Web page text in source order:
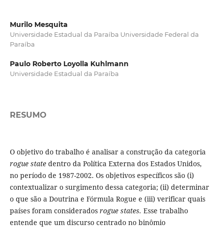
Murilo Mesquita
Universidade Estadual da Paraíba Universidade Federal da
Paraíba
Paulo Roberto Loyolla Kuhlmann
Universidade Estadual da Paraíba
RESUMO
O objetivo do trabalho é analisar a construção da categoria
rogue statedentro da Política Externa dos Estados Unidos,
no período de 1987-2002. Os objetivos específicos são (i)
contextualizar o surgimento dessa categoria; (ii) determinar
o que são a Doutrina e Fórmula Rogue e (iii) verificar quais
países foram considerados rogue states. Esse trabalho
entende que um discurso centrado no binômio